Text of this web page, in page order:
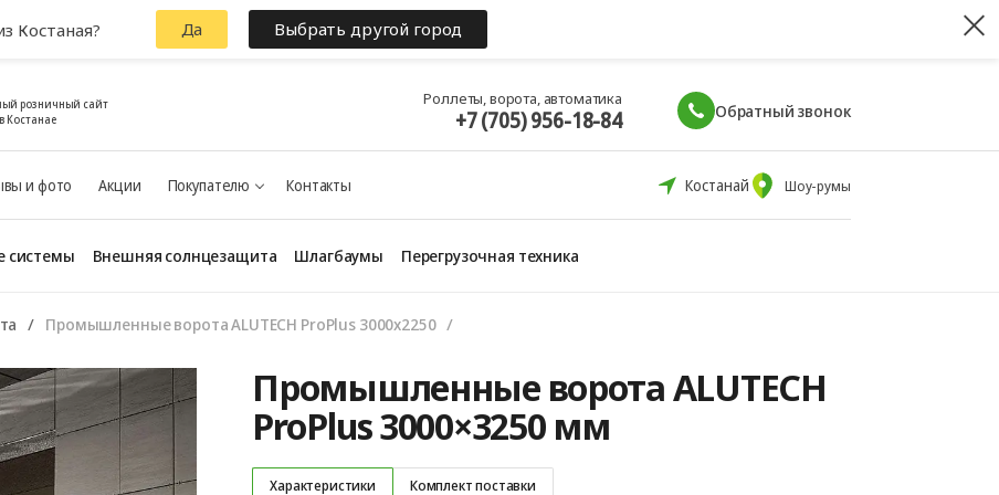
розничный сайт
Костанае
Роллеты, ворота, автоматика
+7 (705) 956-18-84 Обратный звонок
и фото Акции Покупателю Контакты Костанай Шоу-румы
системы Внешняя солнцезащита Шлагбаумы Перегрузочная техника
Промышленные ворота ALUTECH ProPlus 3000х2250
Промышленные ворота ALUTECH
ProPlus 3000×3250 мм
Характеристики Комплект поставки
Костаная? Да Выбрать другой город